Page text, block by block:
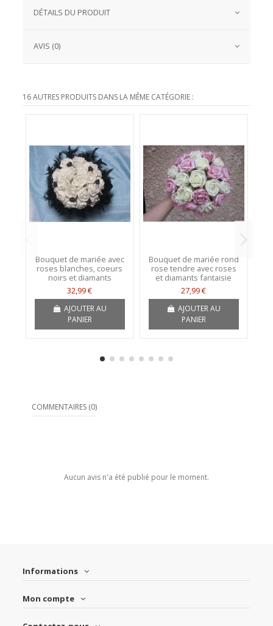
DÉTAILS DU PRODUIT
AVIS (0)
16 AUTRES PRODUITS DANS LA MÊME CATÉGORIE :
Bouquet de mariée avec
roses blanches, coeurs
noirs et diamants
32,99 €
AJOUTER AU
PANIER
Bouquet de mariée rond
rose tendre avec roses
et diamants fantaisie
27,99 €
AJOUTER AU
PANIER
COMMENTAIRES (0)
Aucun avis n'a été publié pour le moment.
Informations
Mon compte